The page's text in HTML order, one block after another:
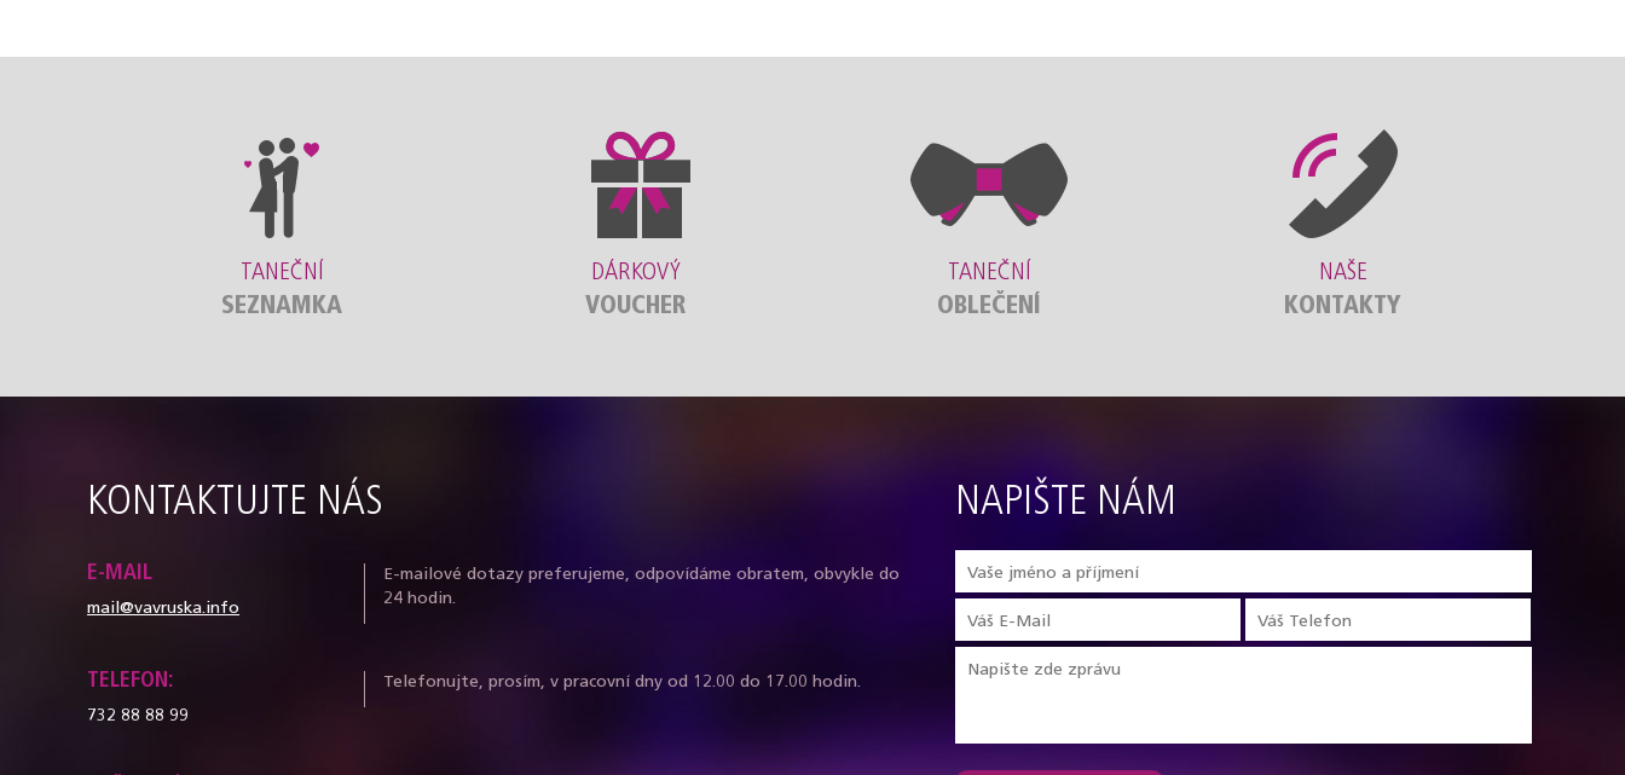
TANEČNÍ
SEZNAMKA
DÁRKOVÝ
VOUCHER
TANEČNÍ
OBLEČENÍ
NAŠE
KONTAKTY
KONTAKTUJTE NÁS
E-MAIL
mail@vavruska.info
E-mailové dotazy preferujeme, odpovídáme obratem, obvykle do
24 hodin.
TELEFON:
732 88 88 99
Telefonujte, prosím, v pracovní dny od 12.00 do 17.00 hodin.
NAPIŠTE NÁM